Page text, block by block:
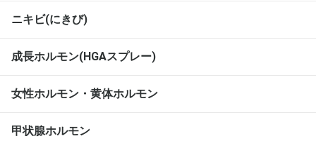
ニキビ(にきび)
成長ホルモン(HGAスプレー)
女性ホルモン・黄体ホルモン
甲状腺ホルモン